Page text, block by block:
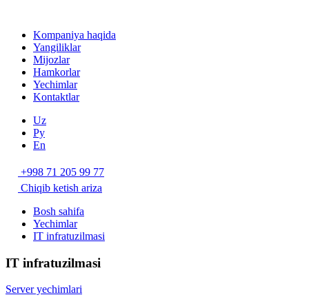
Kompaniya haqida
Yangiliklar
Mijozlar
Hamkorlar
Yechimlar
Kontaktlar
Uz
Ру
En
+998 71 205 99 77
Chiqib ketish ariza
Bosh sahifa
Yechimlar
IT infratuzilmasi
IT infratuzilmasi
Server yechimlari